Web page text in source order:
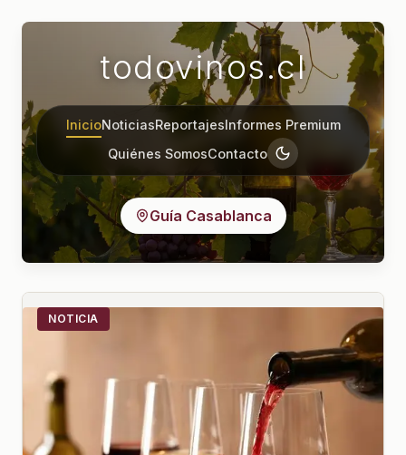
todovinos.cl
InicioNoticiasReportajesInformes Premium
Quiénes SomosContacto
Guía Casablanca
NOTICIA